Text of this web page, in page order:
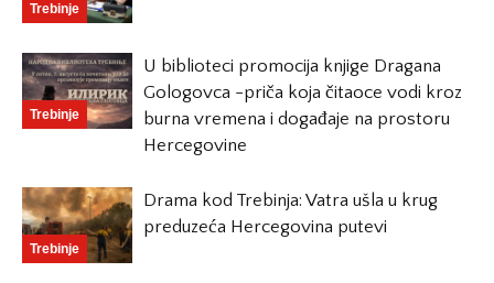
Trebinje
Trebinje
U biblioteci promocija knjige Dragana
Gologovca -priča koja čitaoce vodi kroz
burna vremena i događaje na prostoru
Hercegovine
Trebinje
Drama kod Trebinja: Vatra ušla u krug
preduzeća Hercegovina putevi